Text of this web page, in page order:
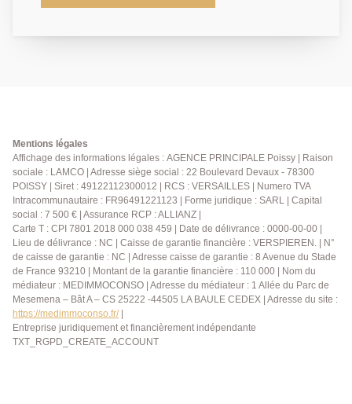
et le confort de la modernité. Niché dans un immeuble
rare : une belle terrasse intimiste, à l'abri des regards,
idéale pour profiter de moments de détente en
extérieur Les plus : Emplacement exceptionnel
Alliance réussie entre ancien et moderne Terrasse
privative Petite copropriété agréable Possibilité de
faire une deuxième chambre. Que vous soyez à la
recherche d'un premier achat, d'un pied-à-terre ou
d'un investissement de qualité, cet appartement saura
vous séduire dès la première visite. Contactez nous
pour organiser une visite ! AGENCE PRINCIPALE:
01.30.06.69.69 (Julie GOUMAIN agent commercial
RAC 909399941.)
Mentions légales
Affichage des informations légales : AGENCE PRINCIPALE Poissy | Raison
sociale : LAMCO | Adresse siège social : 22 Boulevard Devaux - 78300
POISSY | Siret : 49122112300012 | RCS : VERSAILLES | Numero TVA
Intracommunautaire : FR96491221123 | Forme juridique : SARL | Capital
social : 7 500 € | Assurance RCP : ALLIANZ |
Carte T : CPI 7801 2018 000 038 459 | Date de délivrance : 0000-00-00 |
Lieu de délivrance : NC | Caisse de garantie financière : VERSPIEREN. | N°
de caisse de garantie : NC | Adresse caisse de garantie : 8 Avenue du Stade
de France 93210 | Montant de la garantie financière : 110 000 | Nom du
médiateur : MEDIMMOCONSO | Adresse du médiateur : 1 Allée du Parc de
Mesemena – Bât A – CS 25222 -44505 LA BAULE CEDEX | Adresse du site :
https://medimmoconso.fr/|
Entreprise juridiquement et financièrement indépendante
TXT_RGPD_CREATE_ACCOUNT